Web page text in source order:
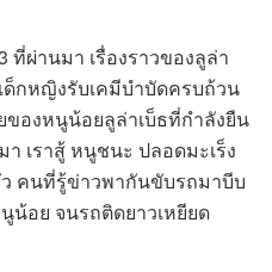
ที่ผ่านมา เรื่องราวของลูล่า
ด็กหญิงรับเคมีบำบัดครบถ้วน
ของหนูน้อยลูล่าเบ็ธที่กำลังยืน
เราสู้ หนูชนะ ปลอดมะเร็ง
ว คนที่รู้ข่าวพากันขับรถมาบีบ
อย จนรถติดยาวเหยียด